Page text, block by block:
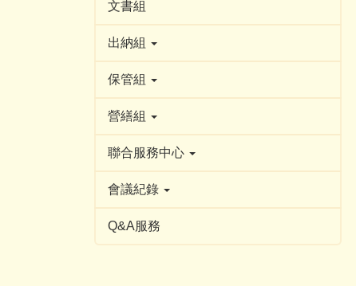
文書組
出納組
保管組
營繕組
聯合服務中心
會議紀錄
Q&A服務